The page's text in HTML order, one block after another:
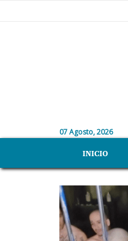
07 Agosto, 2026
INICIO